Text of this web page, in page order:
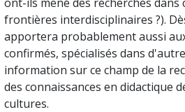
frontières interdisciplinaires ?).
apportera probablement aussi
confirmés, spécialisés dans
information sur ce champ de la
des connaissances en didactique
cultures.